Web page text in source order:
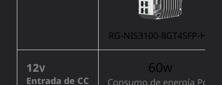
RG-NIS3100-8GT4SFP-HP
12V
Entrada de CC
60W
Consumo de energía PoE